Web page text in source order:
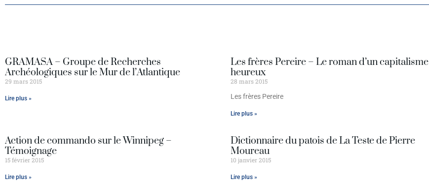
GRAMASA – Groupe de Recherches
Archéologiques sur le Mur de l’Atlantique
29 mars 2015
Lire plus »
Les frères Pereire – Le roman d’un capitalisme
heureux
28 mars 2015
Les frères Pereire
Lire plus »
Action de commando sur le Winnipeg –
Témoignage
15 février 2015
Lire plus »
Dictionnaire du patois de La Teste de Pierre
Moureau
10 janvier 2015
Lire plus »